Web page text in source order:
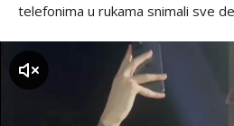
telefonima u rukama snimali sve